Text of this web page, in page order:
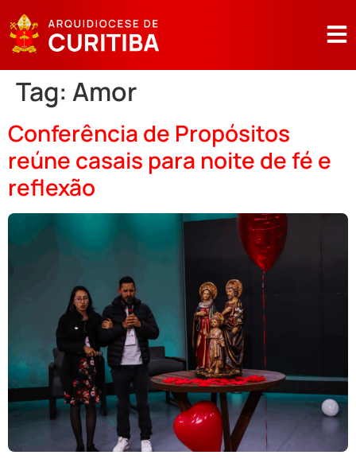
Tag: Amor
Conferência de Propósitos
reúne casais para noite de fé e
reflexão